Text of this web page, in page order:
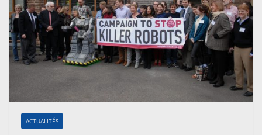
ACTUALITÉS